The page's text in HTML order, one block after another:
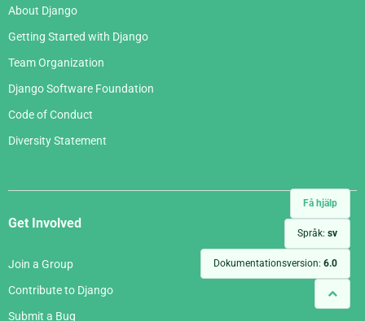
Få hjälp
Språk: sv
Dokumentationsversion: 6.0
About Django
Getting Started with Django
Team Organization
Django Software Foundation
Code of Conduct
Diversity Statement
Get Involved
Join a Group
Contribute to Django
Submit a Bug